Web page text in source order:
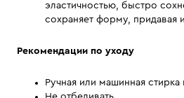
эластичностью, быстро
сохраняет форму, придавая
Рекомендации по уходу
Ручная или машинная